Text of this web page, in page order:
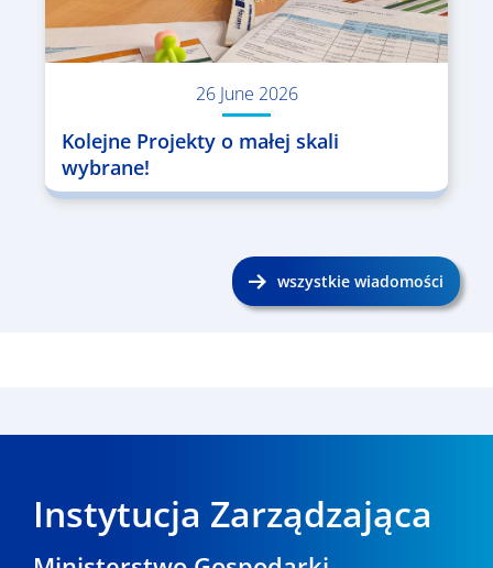
26 June 2026
Kolejne Projekty o małej skali
wybrane!
wszystkie wiadomości
Instytucja Zarządzająca